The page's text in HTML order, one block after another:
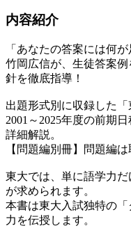
内容紹介
「あなたの答案には何が
竹岡広信が、生徒答案
針を徹底指導！
出題形式別に収録した「
2001～2025年度の前期
詳細解説。
【問題編別冊】問題編
東大では、単に語学力だ
が求められます。
本書は東大入試独特の
力を伝授します。